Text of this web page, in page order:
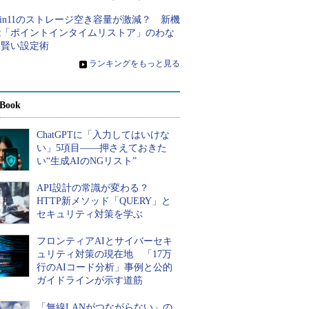
のストレージ空き容量が激減？ 新機
ポイントインタイムリストア」のわな
い設定術
» ランキングをもっと見る
ChatGPTに「入力してはいけな
い」5項目――押さえておきた
い“生成AIのNGリスト”
API設計の常識が変わる？
HTTP新メソッド「QUERY」と
セキュリティ対策を学ぶ
フロンティアAIとサイバーセキ
ュリティ対策の現在地 「17万
行のAIコード分析」事例と公的
ガイドラインが示す道筋